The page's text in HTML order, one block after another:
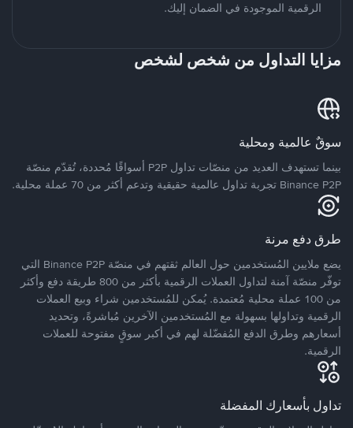
الرقمية الموجودة في الضمان إليك.
مزايا التداول من شخص لشخص
سوقٌ عالمية ومحلية
بينما تستهدف العديد من منصّات تداول P2P أسواقًا مُحددة، تُقدّم منصّة
Binance P2P تجربة تداول عالمية حقيقية وتدعم أكثر من 70 عملة محلية.
طرق دفع مرنة
يضع ملايين المُستخدمين حول العالم ثقتهم في منصّة Binance P2P التي
توفّر منصّة آمنة لتداول العملات الرقمية بأكثر من 800 طريقة دفع وأكثر
من 100 عملة محلية مُعتمدة. يُمكن للمُستخدمين شراء وبيع العملات
الرقمية وتداولها بسهولة مع المُستخدمين الآخرين مُباشرةً، وتحديد
أسعارهم وطرق الدفع المُفضّلة لهم في أكبر سوقٍ مفتوحة للعملات
الرقمية.
تداول بأسعارك المفضلة